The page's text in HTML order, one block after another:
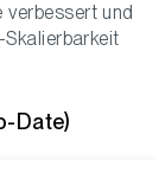
und
Date)